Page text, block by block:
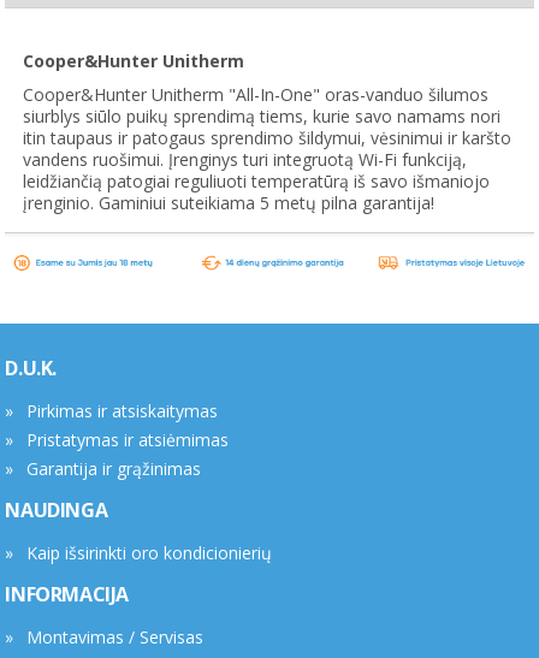
Cooper&Hunter Unitherm
Cooper&Hunter Unitherm "All-In-One" oras-vanduo šilumos
siurblys siūlo puikų sprendimą tiems, kurie savo namams nori
itin taupaus ir patogaus sprendimo šildymui, vėsinimui ir karšto
vandens ruošimui. Įrenginys turi integruotą Wi-Fi funkciją,
leidžiančią patogiai reguliuoti temperatūrą iš savo išmaniojo
įrenginio. Gaminiui suteikiama 5 metų pilna garantija!
D.U.K.
Pirkimas ir atsiskaitymas
Pristatymas ir atsiėmimas
Garantija ir grąžinimas
NAUDINGA
Kaip išsirinkti oro kondicionierių
INFORMACIJA
Montavimas / Servisas